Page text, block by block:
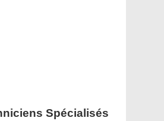
Spécialisés